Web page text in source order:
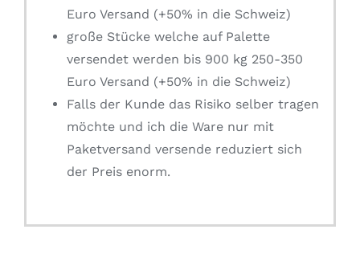
Euro Versand (+50% in die Schweiz)
große Stücke welche auf Palette
versendet werden bis 900 kg 250-350
Euro Versand (+50% in die Schweiz)
Falls der Kunde das Risiko selber tragen
möchte und ich die Ware nur mit
Paketversand versende reduziert sich
der Preis enorm.